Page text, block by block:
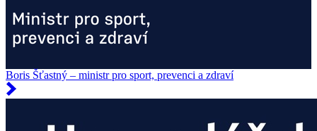
Boris Šťastný – ministr pro sport, prevenci a zdraví